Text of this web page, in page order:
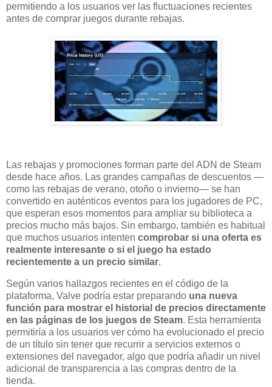
permitiendo a los usuarios ver las fluctuaciones recientes
antes de comprar juegos durante rebajas.
Las rebajas y promociones forman parte del ADN de Steam
desde hace años. Las grandes campañas de descuentos —
como las rebajas de verano, otoño o invierno— se han
convertido en auténticos eventos para los jugadores de PC,
que esperan esos momentos para ampliar su biblioteca a
precios mucho más bajos. Sin embargo, también es habitual
que muchos usuarios intenten comprobar si una oferta es
realmente interesante o si el juego ha estado
recientemente a un precio similar.
Según varios hallazgos recientes en el código de la
plataforma, Valve podría estar preparando una nueva
función para mostrar el historial de precios directamente
en las páginas de los juegos de Steam. Esta herramienta
permitiría a los usuarios ver cómo ha evolucionado el precio
de un título sin tener que recurrir a servicios externos o
extensiones del navegador, algo que podría añadir un nivel
adicional de transparencia a las compras dentro de la
tienda.